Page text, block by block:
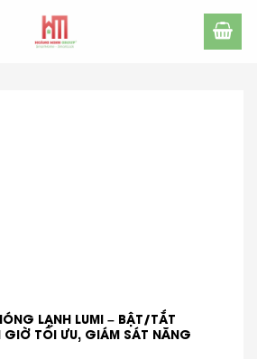
LẠNH LUMI – BẬT/TẮT
GIỜ TỐI ƯU, GIÁM SÁT NĂNG